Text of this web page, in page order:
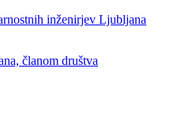
inženirjev Ljubljana
članom društva